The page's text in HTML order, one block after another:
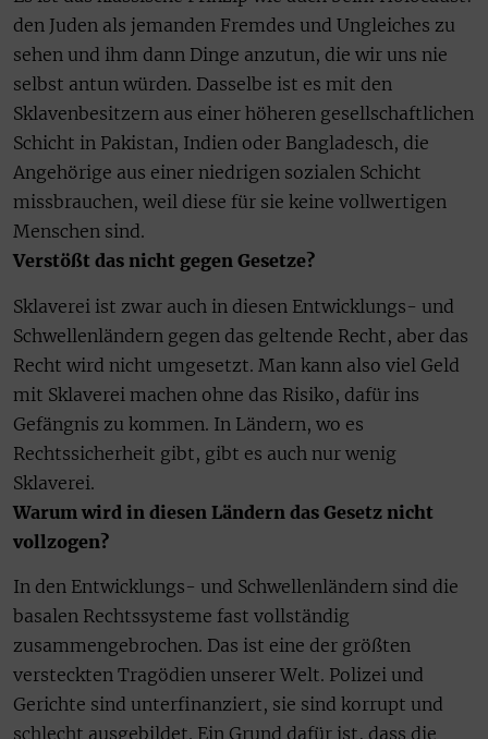
den Juden als jemanden Fremdes und Ungleiches zu
sehen und ihm dann Dinge anzutun, die wir uns nie
selbst antun würden. Dasselbe ist es mit den
Sklavenbesitzern aus einer höheren gesellschaftlichen
Schicht in Pakistan, Indien oder Bangladesch, die
Angehörige aus einer niedrigen sozialen Schicht
missbrauchen, weil diese für sie keine vollwertigen
Menschen sind.
Verstößt das nicht gegen Gesetze?
Sklaverei ist zwar auch in diesen Entwicklungs- und
Schwellenländern gegen das geltende Recht, aber das
Recht wird nicht umgesetzt. Man kann also viel Geld
mit Sklaverei machen ohne das Risiko, dafür ins
Gefängnis zu kommen. In Ländern, wo es
Rechtssicherheit gibt, gibt es auch nur wenig
Sklaverei.
Warum wird in diesen Ländern das Gesetz nicht
vollzogen?
In den Entwicklungs- und Schwellenländern sind die
basalen Rechtssysteme fast vollständig
zusammengebrochen. Das ist eine der größten
versteckten Tragödien unserer Welt. Polizei und
Gerichte sind unterfinanziert, sie sind korrupt und
schlecht ausgebildet. Ein Grund dafür ist, dass die